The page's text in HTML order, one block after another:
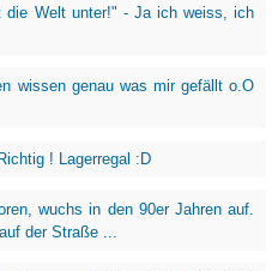
die Welt unter!" - Ja ich weiss, ich
wissen genau was mir gefällt o.O
! Lagerregal :D
wuchs in den 90er Jahren auf.
der Straße ...